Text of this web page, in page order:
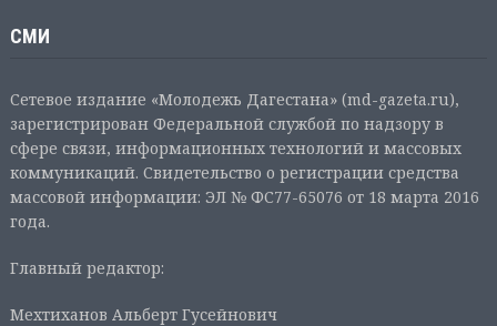
СМИ
Сетевое издание «Молодежь Дагестана» (md-gazeta.ru),
зарегистрирован Федеральной службой по надзору в
сфере связи, информационных технологий и массовых
коммуникаций. Свидетельство о регистрации средства
массовой информации: ЭЛ № ФС77-65076 от 18 марта 2016
года.
Главный редактор:
Мехтиханов Альберт Гусейнович